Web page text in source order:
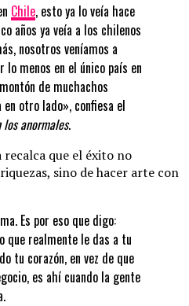
Chile, esto ya lo veía hace
años ya veía a los chilenos
nosotros veníamos a
lo menos en el único país en
de muchachos
en otro lado», confiesa el
anormales.
que el éxito no
sino de hacer arte con
Es por eso que digo:
que realmente le das a tu
tu corazón, en vez de que
es ahí cuando la gente